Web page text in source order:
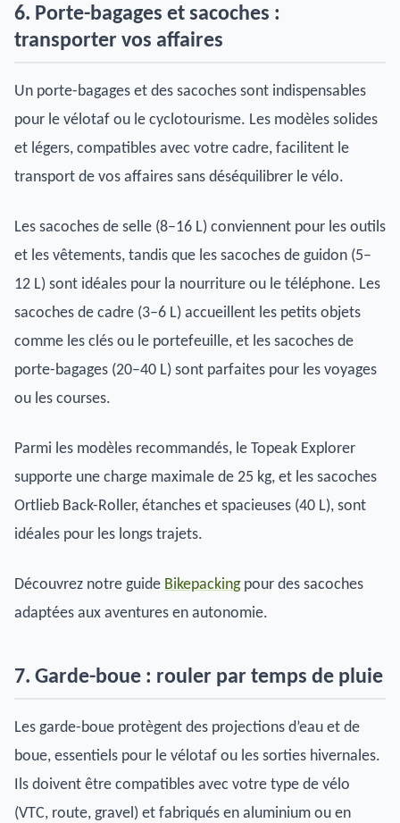
6. Porte-bagages et sacoches :
transporter vos affaires
Un porte-bagages et des sacoches sont indispensables
pour le vélotaf ou le cyclotourisme. Les modèles solides
et légers, compatibles avec votre cadre, facilitent le
transport de vos affaires sans déséquilibrer le vélo.
Les sacoches de selle (8–16 L) conviennent pour les outils
et les vêtements, tandis que les sacoches de guidon (5–
12 L) sont idéales pour la nourriture ou le téléphone. Les
sacoches de cadre (3–6 L) accueillent les petits objets
comme les clés ou le portefeuille, et les sacoches de
porte-bagages (20–40 L) sont parfaites pour les voyages
ou les courses.
Parmi les modèles recommandés, le Topeak Explorer
supporte une charge maximale de 25 kg, et les sacoches
Ortlieb Back-Roller, étanches et spacieuses (40 L), sont
idéales pour les longs trajets.
Découvrez notre guide Bikepackingpour des sacoches
adaptées aux aventures en autonomie.
7. Garde-boue : rouler par temps de pluie
Les garde-boue protègent des projections d’eau et de
boue, essentiels pour le vélotaf ou les sorties hivernales.
Ils doivent être compatibles avec votre type de vélo
(VTC, route, gravel) et fabriqués en aluminium ou en